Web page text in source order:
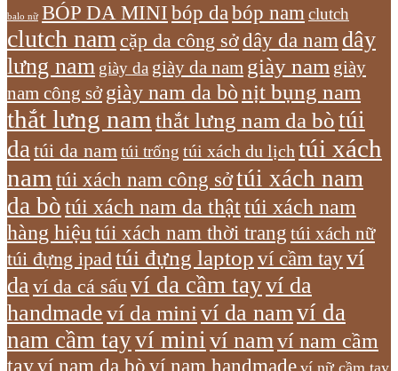
balo nữ BÓP DA MINI bóp dabóp namclutch
clutch namcặp da công sởdây da namdây
lưng nam giày da giày da nam giày nam giày
nam công sở giày nam da bònịt bụng nam
thắt lưng nam thắt lưng nam da bòtúi
datúi da namtúi trống túi xách du lịch túi xách
nam túi xách nam công sởtúi xách nam
da bòtúi xách nam da thậttúi xách nam
hàng hiệu túi xách nam thời trang túi xách nữ
túi đựng ipadtúi đựng laptop ví cầm tayví
da ví da cá sấuví da cầm tayví da
handmadeví da mini ví da namví da
nam cầm tayví miniví namví nam cầm
tayví nam da bò ví nam handmade